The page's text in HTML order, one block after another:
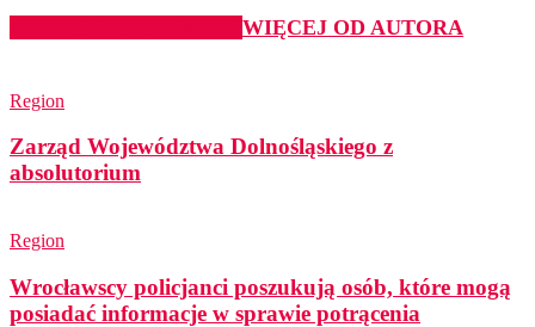
WIĘCEJ OD AUTORA
Region
Zarząd Województwa Dolnośląskiego z
absolutorium
Region
Wrocławscy policjanci poszukują osób, które mogą
posiadać informacje w sprawie potrącenia